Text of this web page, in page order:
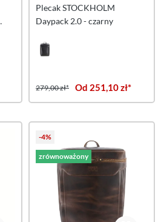
Plecak STOCKHOLM
Daypack 2.0 - czarny
279,00 zł* Od 251,10 zł*
-4%
zrównoważony